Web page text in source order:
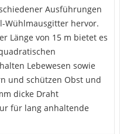
Ausführungen
Wühlmausgitter hervor.
Länge von 15 m bietet es
Lebewesen sowie
und schützen Obst und
dicke Draht
für lang anhaltende